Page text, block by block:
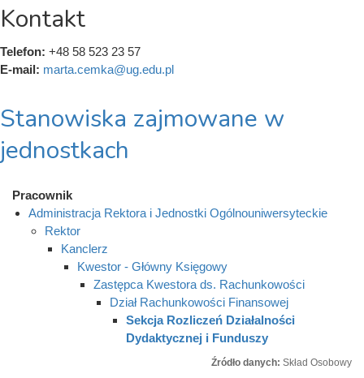
Kontakt
Telefon: +48 58 523 23 57
E-mail: marta.cemka@ug.edu.pl
Stanowiska zajmowane w
jednostkach
Pracownik
Administracja Rektora i Jednostki Ogólnouniwersyteckie
Rektor
Kanclerz
Kwestor - Główny Księgowy
Zastępca Kwestora ds. Rachunkowości
Dział Rachunkowości Finansowej
Sekcja Rozliczeń Działalności
Dydaktycznej i Funduszy
Źródło danych: Skład Osobowy